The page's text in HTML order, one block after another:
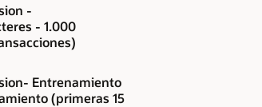
-
- 1.000
Entrenamiento
(primeras 15